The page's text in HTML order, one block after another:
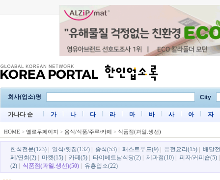
회사(업소)명 City
가나다 순 가 나 다 라 마 바 사 아 자
HOME > 옐로우페이지 > 음식/식품/주류/카페 > 식품점(과일.생선)
한식전문(123) 일식/횟집(132) 중식(53) 패스트푸드(9) 퓨전요리(15)
배달
페/연회(2)
마켓(15) 카페(5) 타이베트남식당(2) 제과점(10) 피자/커피숍(5)
(2)
식품점(과일.생선)(50) 유흥업소(22)